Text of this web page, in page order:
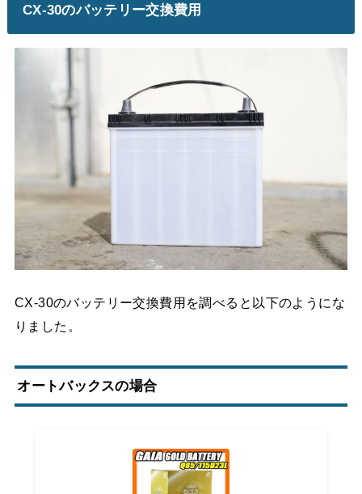
CX-30のバッテリー交換費用
CX-30のバッテリー交換費用を調べると以下のようにな
りました。
オートバックスの場合